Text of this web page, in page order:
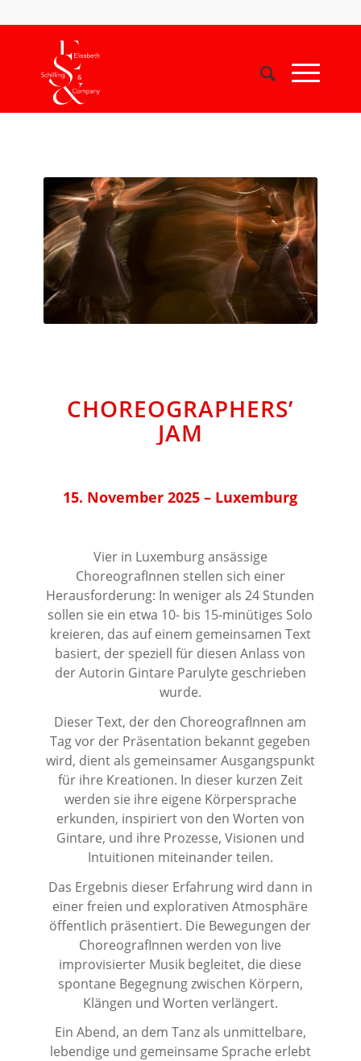
CHOREOGRAPHERS’
JAM
15. November 2025 – Luxemburg
Vier in Luxemburg ansässige
ChoreografInnen stellen sich einer
Herausforderung: In weniger als 24 Stunden
sollen sie ein etwa 10- bis 15-minütiges Solo
kreieren, das auf einem gemeinsamen Text
basiert, der speziell für diesen Anlass von
der Autorin Gintare Parulyte geschrieben
wurde.
Dieser Text, der den ChoreografInnen am
Tag vor der Präsentation bekannt gegeben
wird, dient als gemeinsamer Ausgangspunkt
für ihre Kreationen. In dieser kurzen Zeit
werden sie ihre eigene Körpersprache
erkunden, inspiriert von den Worten von
Gintare, und ihre Prozesse, Visionen und
Intuitionen miteinander teilen.
Das Ergebnis dieser Erfahrung wird dann in
einer freien und explorativen Atmosphäre
öffentlich präsentiert. Die Bewegungen der
ChoreografInnen werden von live
improvisierter Musik begleitet, die diese
spontane Begegnung zwischen Körpern,
Klängen und Worten verlängert.
Ein Abend, an dem Tanz als unmittelbare,
lebendige und gemeinsame Sprache erlebt